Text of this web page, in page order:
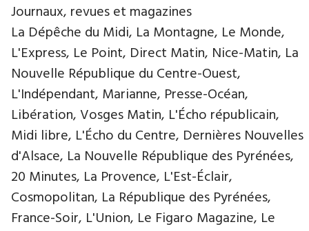
Journaux, revues et magazines
La Dépêche du Midi, La Montagne, Le Monde,
L'Express, Le Point, Direct Matin, Nice-Matin, La
Nouvelle République du Centre-Ouest,
L'Indépendant, Marianne, Presse-Océan,
Libération, Vosges Matin, L'Écho républicain,
Midi libre, L'Écho du Centre, Dernières Nouvelles
d'Alsace, La Nouvelle République des Pyrénées,
20 Minutes, La Provence, L'Est-Éclair,
Cosmopolitan, La République des Pyrénées,
France-Soir, L'Union, Le Figaro Magazine, Le